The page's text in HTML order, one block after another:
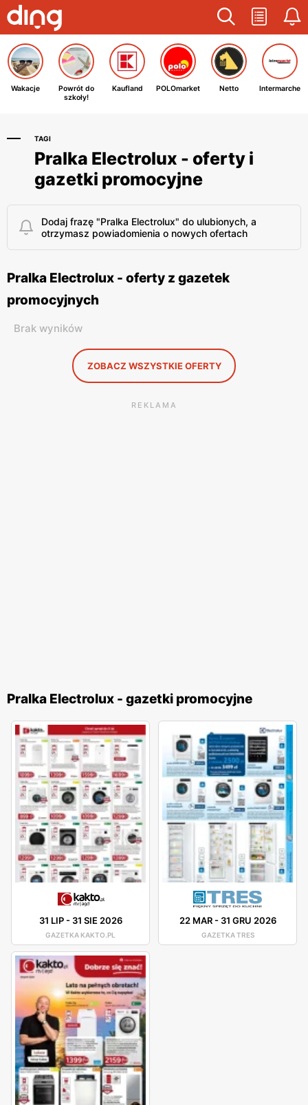
Wakacje
Powrót do
szkoły!
Kaufland POLOmarket Netto Intermarche
TAGI
Pralka Electrolux - oferty i
gazetki promocyjne
Dodaj frazę "Pralka Electrolux" do ulubionych, a
otrzymasz powiadomienia o nowych ofertach
Pralka Electrolux - oferty z gazetek
promocyjnych
Brak wyników
ZOBACZ WSZYSTKIE OFERTY
REKLAMA
Pralka Electrolux - gazetki promocyjne
31 LIP- 31 SIE 2026
GAZETKA KAKTO.PL
22 MAR- 31 GRU 2026
GAZETKA TRES